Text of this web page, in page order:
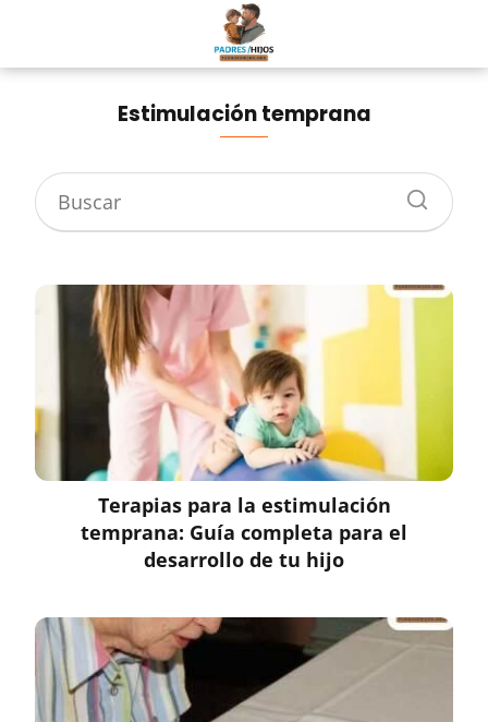
Estimulación temprana
Terapias para la estimulación
temprana: Guía completa para el
desarrollo de tu hijo